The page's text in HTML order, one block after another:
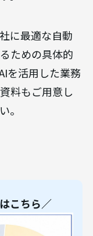
に最適な自動
ための具体的
を活用した業務
料もご用意し
。
こちら／